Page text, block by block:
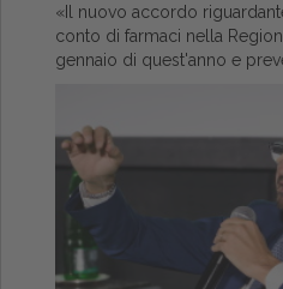
«Il nuovo accordo
conto di farmaci nella
gennaio di quest'anno e